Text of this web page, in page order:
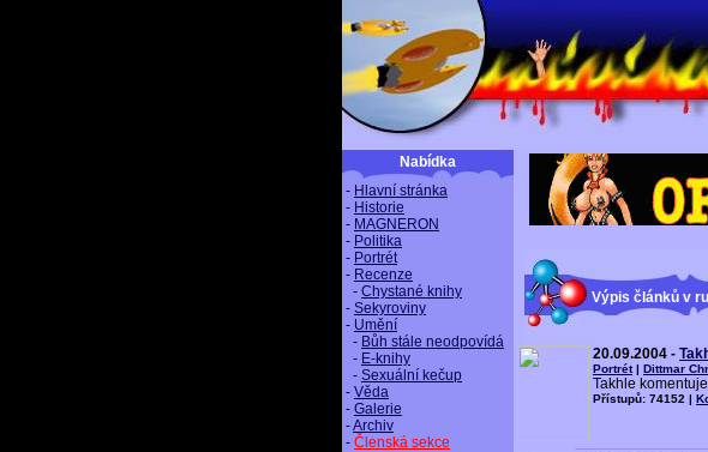
Nabídka
- Hlavní stránka
- Historie
- MAGNERON
- Politika
- Portrét
- Recenze
- Chystané knihy
- Sekyroviny
- Umění
- Bůh stále neodpovídá
- E-knihy
- Sexuální kečup
- Věda
- Galerie
-Archiv
- Členská sekce
Výpis článků v
20.09.2004 -
Portrét| Dittmar
Takhle
Přístupů: 74152 |